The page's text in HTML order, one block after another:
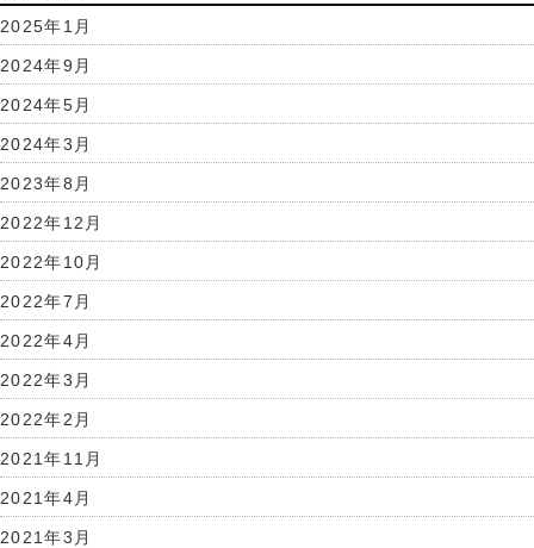
2025年1月
2024年9月
2024年5月
2024年3月
2023年8月
2022年12月
2022年10月
2022年7月
2022年4月
2022年3月
2022年2月
2021年11月
2021年4月
2021年3月